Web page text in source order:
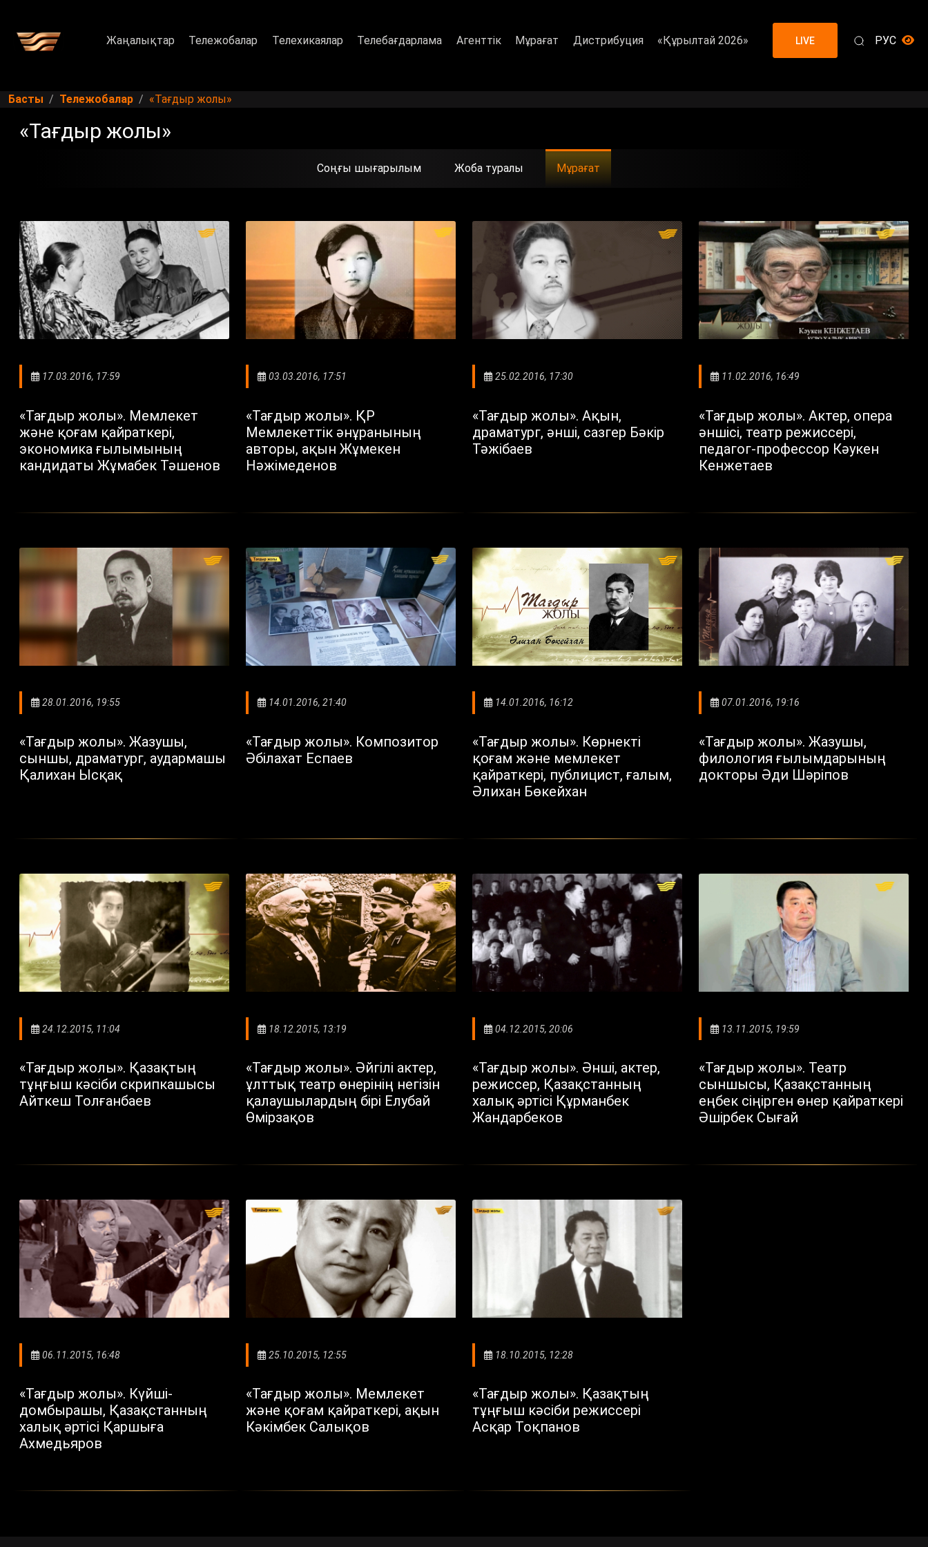
Жаңалықтар Тележобалар Телехикаялар Телебағдарлама Агенттік Мұрағат Дистрибуция «Құрылтай 2026» LIVE РУС
Басты Тележобалар «Тағдыр жолы»
«Тағдыр жолы»
Соңғы шығарылым Жоба туралы Мұрағат
17.03.2016, 17:59
«Тағдыр жолы». Мемлекет
және қоғам қайраткері,
экономика ғылымының
кандидаты Жұмабек Тәшенов
03.03.2016, 17:51
«Тағдыр жолы». ҚР
Мемлекеттік әнұранының
авторы, ақын Жұмекен
Нәжімеденов
25.02.2016, 17:30
«Тағдыр жолы». Ақын,
драматург, әнші, сазгер Бәкір
Тәжібаев
11.02.2016, 16:49
«Тағдыр жолы». Актер, опера
әншісі, театр режиссері,
педагог-профессор Кәукен
Кенжетаев
28.01.2016, 19:55
«Тағдыр жолы». Жазушы,
сыншы, драматург, аудармашы
Қалихан Ысқақ
14.01.2016, 21:40
«Тағдыр жолы». Композитор
Әбілахат Еспаев
14.01.2016, 16:12
«Тағдыр жолы». Көрнекті
қоғам және мемлекет
қайраткері, публицист, ғалым,
Әлихан Бөкейхан
07.01.2016, 19:16
«Тағдыр жолы». Жазушы,
филология ғылымдарының
докторы Әди Шәріпов
24.12.2015, 11:04
«Тағдыр жолы». Қазақтың
тұңғыш кәсіби скрипкашысы
Айткеш Толғанбаев
18.12.2015, 13:19
«Тағдыр жолы». Әйгілі актер,
ұлттық театр өнерінің негізін
қалаушылардың бірі Елубай
Өмірзақов
04.12.2015, 20:06
«Тағдыр жолы». Әнші, актер,
режиссер, Қазақстанның
халық әртісі Құрманбек
Жандарбеков
13.11.2015, 19:59
«Тағдыр жолы». Театр
сыншысы, Қазақстанның
еңбек сіңірген өнер қайраткері
Әшірбек Сығай
06.11.2015, 16:48
«Тағдыр жолы». Күйші-
домбырашы, Қазақстанның
халық әртісі Қаршыға
Ахмедьяров
25.10.2015, 12:55
«Тағдыр жолы». Мемлекет
және қоғам қайраткері, ақын
Кәкімбек Салықов
18.10.2015, 12:28
«Тағдыр жолы». Қазақтың
тұңғыш кәсіби режиссері
Асқар Тоқпанов